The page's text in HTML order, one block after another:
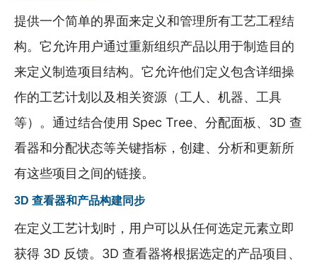
提供一个简单的界面来定义和管理所有工艺工程结
构。它允许用户通过重新组织产品以用于制造目的
来定义制造项目结构。它允许他们定义包含详细操
作的工艺计划以及相关资源（工人、机器、工具
等）。通过结合使用 Spec Tree、分配面板、3D 查
看器和分配状态等关键指标，创建、分析和更新所
有这些项目之间的链接。
3D 查看器和产品构建同步
在定义工艺计划时，用户可以从任何选定元素立即
获得 3D 反馈。3D 查看器将根据选定的产品项目、